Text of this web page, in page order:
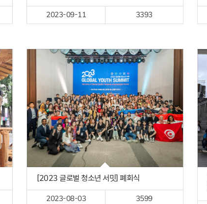
2023-09-11 3393
[2023 글로벌 청소년 서밋] 폐회식
2023-08-03 3599